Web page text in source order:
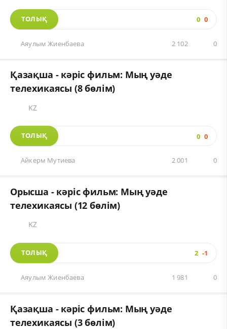
ТОЛЫҚ 0 0
Аяулым Жиенбаева 0
2 102
Қазақша - кәріс фильм: Мың уәде
телехикаясы (8 бөлім)
KZ
ТОЛЫҚ 0 0
Айкерм Мутиева 0
2 001
Орысша - кәріс фильм: Мың уәде
телехикаясы (12 бөлім)
KZ
ТОЛЫҚ 2 -1
Аяулым Жиенбаева 0
1 981
Қазақша - кәріс фильм: Мың уәде
телехикаясы (3 бөлім)